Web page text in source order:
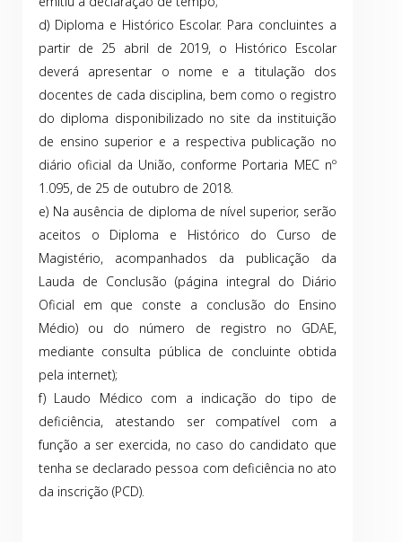
d) Diploma e Histórico Escolar. Para concluintes a
partir de 25 abril de 2019, o Histórico Escolar
deverá apresentar o nome e a titulação dos
docentes de cada disciplina, bem como o registro
do diploma disponibilizado no site da instituição
de ensino superior e a respectiva publicação no
diário oficial da União, conforme Portaria MEC nº
1.095, de 25 de outubro de 2018.
e) Na ausência de diploma de nível superior, serão
aceitos o Diploma e Histórico do Curso de
Magistério, acompanhados da publicação da
Lauda de Conclusão (página integral do Diário
Oficial em que conste a conclusão do Ensino
Médio) ou do número de registro no GDAE,
mediante consulta pública de concluinte obtida
pela internet);
f) Laudo Médico com a indicação do tipo de
deficiência, atestando ser compatível com a
função a ser exercida, no caso do candidato que
tenha se declarado pessoa com deficiência no ato
da inscrição (PCD).